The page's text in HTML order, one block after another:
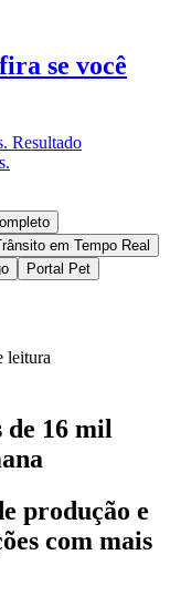
Bairro
Cidades da
Jardim
se você
Resultado
em Tempo Real
Portal Pet
leitura
de 16 mil
produção e
com mais